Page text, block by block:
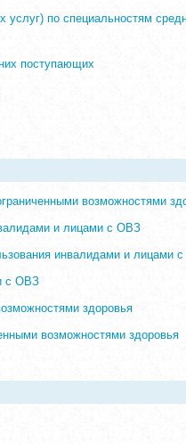
по специальностям
поступающих
возможностями
и лицами с ОВЗ
инвалидами и лицами
с ОВЗ
здоровья
возможностями здоровья